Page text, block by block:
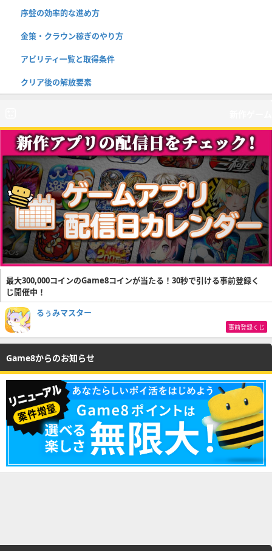
序盤の効率的な進め方
金策・クラウン稼ぎのやり方
アビリティ一覧と取得条件
クリア後の解放要素
最大300,000コインのGame8コインが当たる！30秒で引ける事前登録く
じ開催中！
るぅみマスター
事前登録くじ
Game8からのお知らせ